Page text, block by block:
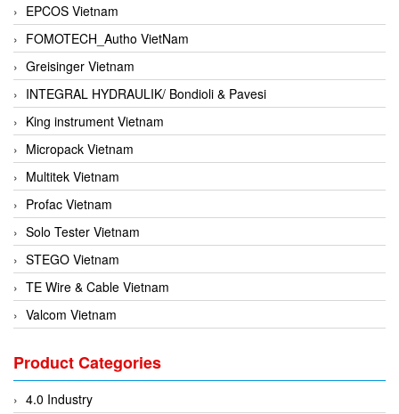
EPCOS Vietnam
FOMOTECH_Autho VietNam
Greisinger Vietnam
INTEGRAL HYDRAULIK/ Bondioli & Pavesi
King instrument Vietnam
Micropack Vietnam
Multitek Vietnam
Profac Vietnam
Solo Tester Vietnam
STEGO Vietnam
TE Wire & Cable Vietnam
Valcom Vietnam
3CTEST Vietnam
4B VietNam Vietnam
Product Categories
4.0 Industry